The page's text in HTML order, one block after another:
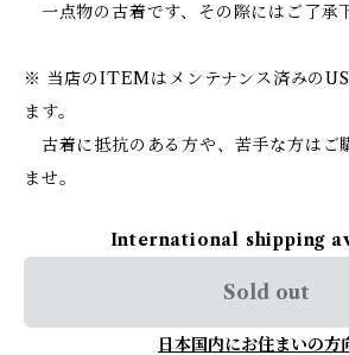
一点物の古着です、その際にはご了承
※ 当店のITEMはメンテナンス済みの
ます。
古着に抵抗のある方や、苦手な方はご
ませ。
International shipping
Sold out
日本国内にお住まいの方